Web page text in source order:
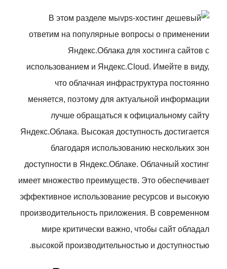
В этом разделе мы
ответим на популярные вопросы о применении
Яндекс.Облака для хостинга сайтов с
использованием и Яндекс.Cloud. Имейте в виду,
что облачная инфраструктура постоянно
меняется, поэтому для актуальной информации
лучше обращаться к официальному сайту
Яндекс.Облака. Высокая доступность достигается
благодаря использованию нескольких зон
доступности в Яндекс.Облаке. Облачный хостинг
имеет множество преимуществ. Это обеспечивает
эффективное использование ресурсов и высокую
производительность приложения. В современном
мире критически важно, чтобы сайт обладал
высокой производительностью и доступностью.